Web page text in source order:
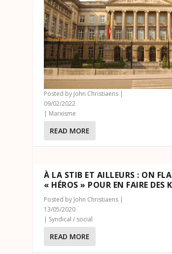
Posted by John Christiaens |
09/02/2022
| Marxisme
READ MORE
À LA STIB ET AILLEURS : ON
« HÉROS » POUR EN FAIRE DES
Posted by John Christiaens |
13/05/2020
| Syndical / social
READ MORE